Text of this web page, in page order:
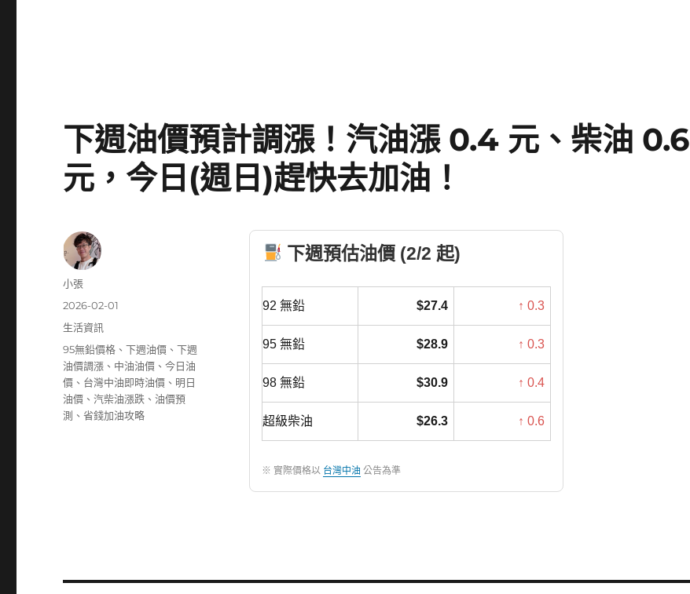
下週油價預計調漲！汽油漲 0.4 元、柴油 0.6
元，今日(週日)趕快去加油！
下週預估油價 (2/2 起)
92 無鉛 $27.4 ↑ 0.3
95 無鉛 $28.9 ↑ 0.3
98 無鉛 $30.9 ↑ 0.4
超級柴油 $26.3 ↑ 0.6
※ 實際價格以 台灣中油 公告為準
作
小張
發
佈
期:
2026-02-01
分
生活資訊
標
籤
95無鉛價格 、下週油價 、下週
油價調漲 、 中油油價 、今日油
價 、 台灣中油即時油價 、 明日
油價 、 汽柴油漲跌 、油價預
測 、省錢加油攻略